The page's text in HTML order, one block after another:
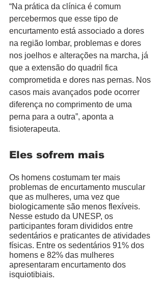
“Na prática da clínica é comum
percebermos que esse tipo de
encurtamento está associado a dores
na região lombar, problemas e dores
nos joelhos e alterações na marcha, já
que a extensão do quadril fica
comprometida e dores nas pernas. Nos
casos mais avançados pode ocorrer
diferença no comprimento de uma
perna para a outra”, aponta a
fisioterapeuta.
Eles sofrem mais
Os homens costumam ter mais
problemas de encurtamento muscular
que as mulheres, uma vez que
biologicamente são menos flexíveis.
Nesse estudo da UNESP, os
participantes foram divididos entre
sedentários e praticantes de atividades
físicas. Entre os sedentários 91% dos
homens e 82% das mulheres
apresentaram encurtamento dos
isquiotibiais.